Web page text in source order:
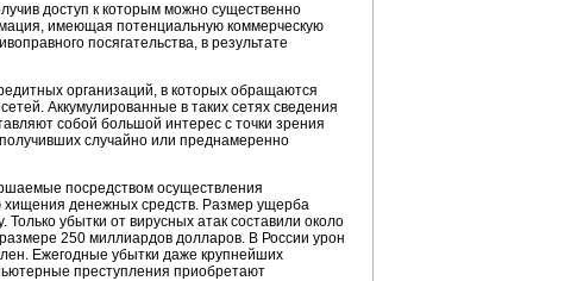
доступ к которым можно существенно
имеющая потенциальную коммерческую
посягательства, в результате
организаций, в которых обращаются
Аккумулированные в таких сетях сведения
собой большой интерес с точки зрения
случайно или преднамеренно
посредством осуществления
хищения денежных средств. Размер ущерба
убытки от вирусных атак составили около
250 миллиардов долларов. В России урон
Ежегодные убытки даже крупнейших
преступления приобретают